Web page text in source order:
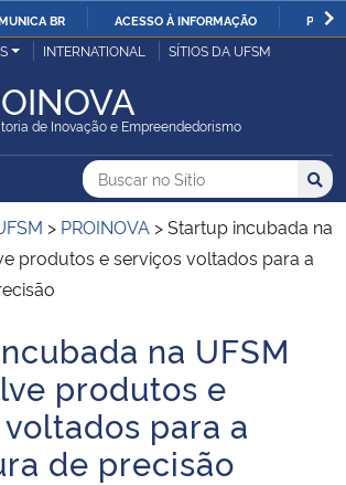
IR
O
BR ACESSO À INFORMAÇÃO
Pública
Exteriores
Pecuária e Abastecimento
INTERNATIONAL SÍTIOS DA UFSM
de Inovação e Empreendedorismo
Principal do Sítio
Busca
Buscar no no Sítio
Busca:
> PROINOVA >Startup incubada na
produtos e serviços voltados para a
na UFSM
produtos e
para a
de precisão